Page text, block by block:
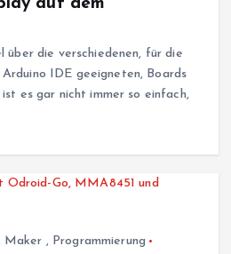
über die verschiedenen, für die
IDE geeigneten, Boards
es gar nicht immer so einfach,
Maker , Programmierung